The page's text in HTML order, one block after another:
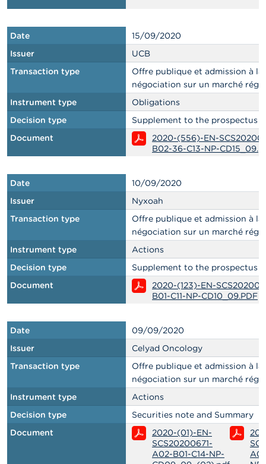
Date
15/09/2020
Issuer
UCB
Transaction type
Offre publique et admission à la
négociation sur un marché
Instrument type
Obligations
Decision type
Supplement to the prospectus
Document
2020-(556)-EN-
B02-36-C13-NP-
Date
10/09/2020
Issuer
Nyxoah
Transaction type
Offre publique et admission à la
négociation sur un marché
Instrument type
Actions
Decision type
Supplement to the prospectus
Document
2020-(123)-EN-
B01-C11-NP-CD10_09.PDF
Date
09/09/2020
Issuer
Celyad Oncology
Transaction type
Offre publique et admission à la
négociation sur un marché
Instrument type
Actions
Decision type
Securities note and Summary
Document
2020-(01)-EN-
SCS20200671-
A02-B01-C14-NP-